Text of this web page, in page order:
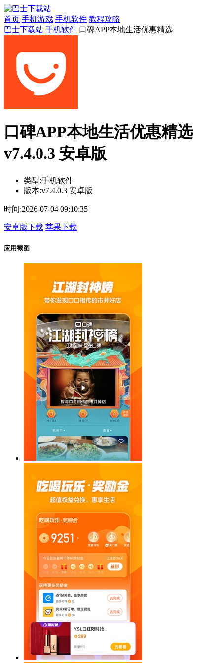
首页 手机游戏 手机软件 教程攻略
巴士下载站 手机软件 口碑APP本地生活优惠精选
口碑APP本地生活优惠精选
v7.4.0.3 安卓版
类型:手机软件
版本:v7.4.0.3 安卓版
时间:2026-07-04 09:10:35
安卓版下载 苹果下载
应用截图